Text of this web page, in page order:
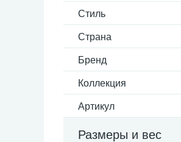
Стиль
Страна
Бренд
Коллекция
Артикул
Размеры и вес